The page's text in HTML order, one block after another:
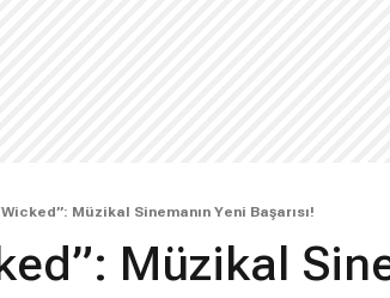
Müzikal Sinemanın Yeni Başarısı!
Müzikal